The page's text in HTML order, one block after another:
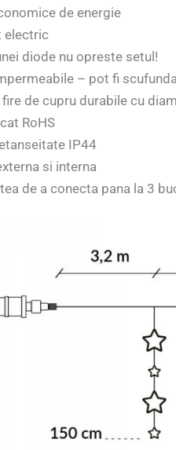
de energie
electric
diode nu opreste setul!
– pot fi
de cupru durabile cu
RoHS
IP44
si interna
de a conecta pana la 3